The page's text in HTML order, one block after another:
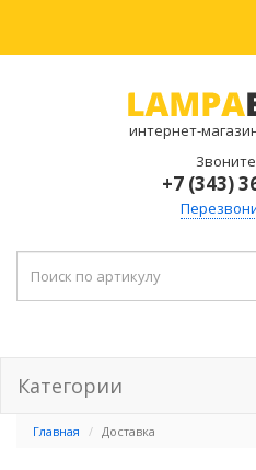
интернет-
Звоните
+7 (343)
Категории
Главная Доставка